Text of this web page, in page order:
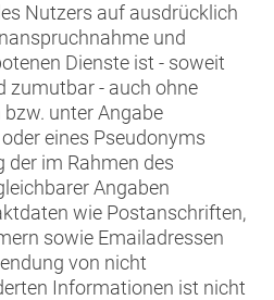
Nutzers auf ausdrücklich
und
Dienste ist - soweit
zumutbar - auch ohne
unter Angabe
eines Pseudonyms
der im Rahmen des
Angaben
wie Postanschriften,
sowie Emailadressen
von nicht
Informationen ist nicht